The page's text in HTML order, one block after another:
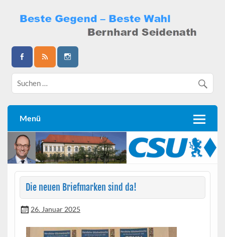
content
Bernhard Seidenath
Menü
Die neuen Briefmarken sind da!
26. Januar 2025